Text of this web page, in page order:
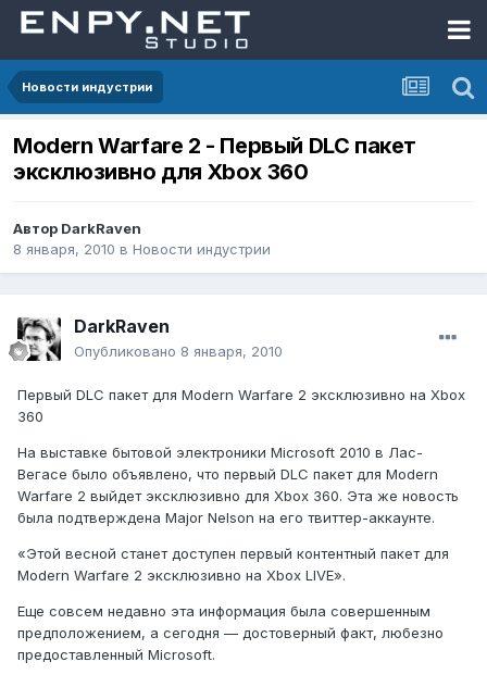
Новости индустрии
Modern Warfare 2 - Первый DLC пакет
эксклюзивно для Xbox 360
Автор DarkRaven
8 января, 2010 в Новости индустрии
DarkRaven
Опубликовано 8 января, 2010
Первый DLC пакет для Modern Warfare 2 эксклюзивно на Xbox
360
На выставке бытовой электроники Microsoft 2010 в Лас-
Вегасе было объявлено, что первый DLC пакет для Modern
Warfare 2 выйдет эксклюзивно для Xbox 360. Эта же новость
была подтверждена Major Nelson на его твиттер-аккаунте.
«Этой весной станет доступен первый контентный пакет для
Modern Warfare 2 эксклюзивно на Xbox LIVE».
Еще совсем недавно эта информация была совершенным
предположением, а сегодня — достоверный факт, любезно
предоставленный Microsoft.